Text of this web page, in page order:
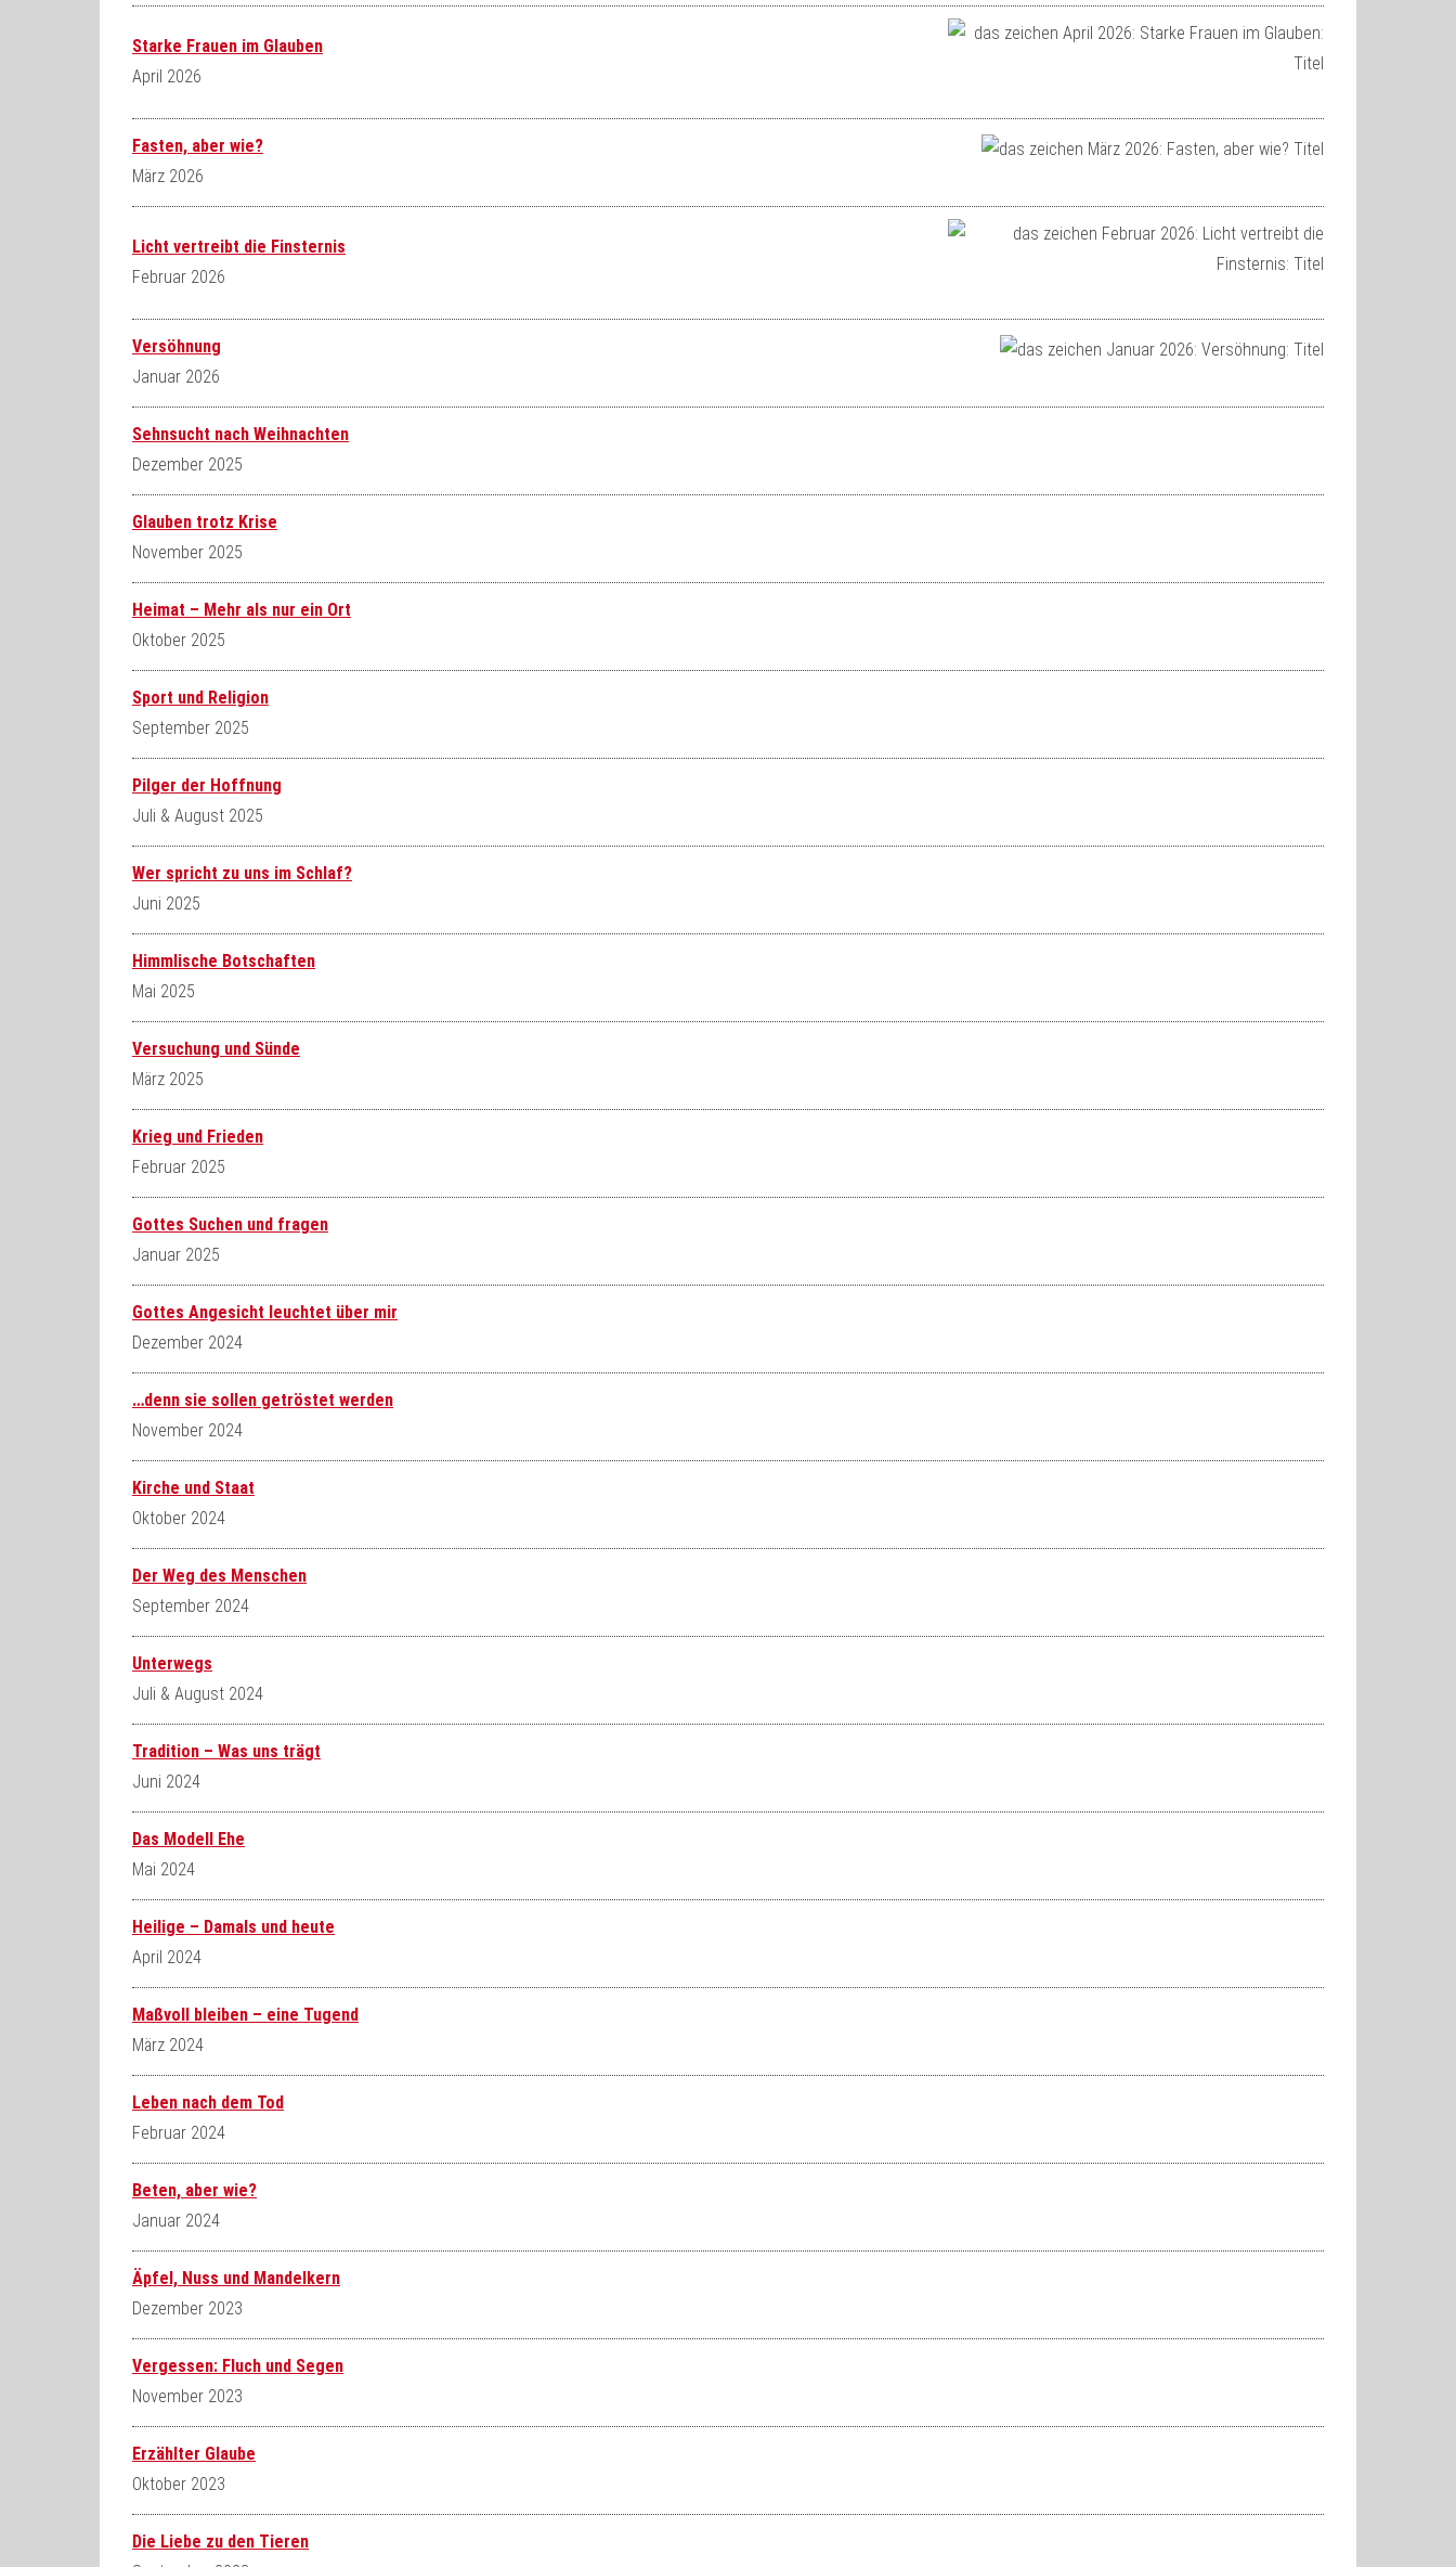
Starke Frauen im Glauben
April 2026
Fasten, aber wie?
März 2026
Licht vertreibt die Finsternis
Februar 2026
Versöhnung
Januar 2026
Sehnsucht nach Weihnachten
Dezember 2025
Glauben trotz Krise
November 2025
Heimat – Mehr als nur ein Ort
Oktober 2025
Sport und Religion
September 2025
Pilger der Hoffnung
Juli & August 2025
Wer spricht zu uns im Schlaf?
Juni 2025
Himmlische Botschaften
Mai 2025
Versuchung und Sünde
März 2025
Krieg und Frieden
Februar 2025
Gottes Suchen und fragen
Januar 2025
Gottes Angesicht leuchtet über mir
Dezember 2024
…denn sie sollen getröstet werden
November 2024
Kirche und Staat
Oktober 2024
Der Weg des Menschen
September 2024
Unterwegs
Juli & August 2024
Tradition – Was uns trägt
Juni 2024
Das Modell Ehe
Mai 2024
Heilige – Damals und heute
April 2024
Maßvoll bleiben – eine Tugend
März 2024
Leben nach dem Tod
Februar 2024
Beten, aber wie?
Januar 2024
Äpfel, Nuss und Mandelkern
Dezember 2023
Vergessen: Fluch und Segen
November 2023
Erzählter Glaube
Oktober 2023
Die Liebe zu den Tieren